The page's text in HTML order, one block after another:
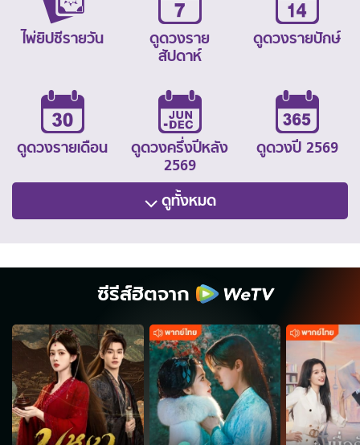
ไพ่ยิปซีรายวัน
ดูดวงราย
สัปดาห์
ดูดวงรายปักษ์
ดูดวงรายเดือน
ดูดวงครึ่งปีหลัง
2569
ดูดวงปี 2569
ดูทั้งหมด
ซีรีส์ฮิตจาก